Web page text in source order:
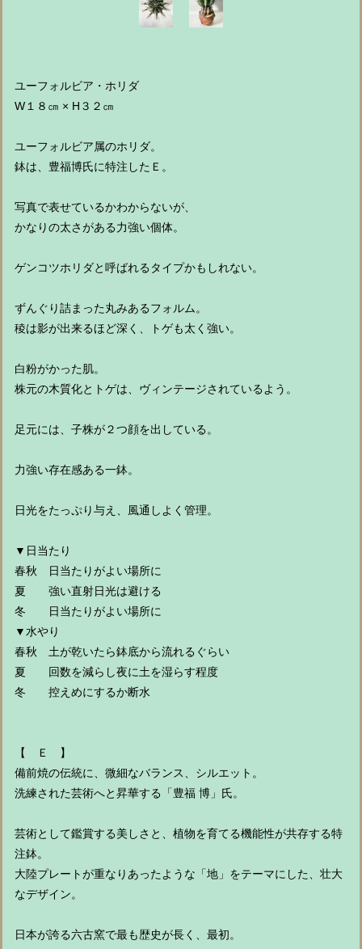
ユーフォルビア・ホリダ
W１８㎝ × H３２㎝
ユーフォルビア属のホリダ。
鉢は、豊福博氏に特注したＥ。
写真で表せているかわからないが、
かなりの太さがある力強い個体。
ゲンコツホリダと呼ばれるタイプかもしれない。
ずんぐり詰まった丸みあるフォルム。
稜は影が出来るほど深く、トゲも太く強い。
白粉がかった肌。
株元の木質化とトゲは、ヴィンテージされているよう。
足元には、子株が２つ顔を出している。
力強い存在感ある一鉢。
日光をたっぷり与え、風通しよく管理。
▼日当たり
春秋 日当たりがよい場所に
夏 強い直射日光は避ける
冬 日当たりがよい場所に
▼水やり
春秋 土が乾いたら鉢底から流れるぐらい
夏 回数を減らし夜に土を湿らす程度
冬 控えめにするか断水
【 Ｅ 】
備前焼の伝統に、微細なバランス、シルエット。
洗練された芸術へと昇華する「豊福 博」氏。
芸術として鑑賞する美しさと、植物を育てる機能性が共存する特
注鉢。
大陸プレートが重なりあったような「地」をテーマにした、壮大
なデザイン。
日本が誇る六古窯で最も歴史が長く、最初。